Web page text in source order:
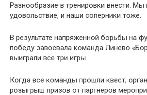
Разнообразие в тренировки внести. Мы
удовольствие, и наши соперники тоже.
В результате напряженной борьбы на
победу завоевала команда Линево
выиграли все три игры.
Когда все команды прошли квест,
розыгрыш призов от партнеров